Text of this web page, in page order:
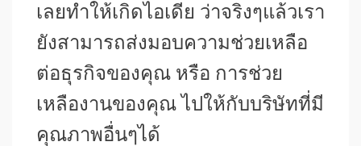
เลยทำให้เกิดไอเดีย ว่าจริงๆแล้วเรา
ยังสามารถส่งมอบความช่วยเหลือ
ต่อธุรกิจของคุณ หรือ การช่วย
เหลืองานของคุณ ไปให้กับบริษัทที่มี
คุณภาพอื่นๆได้